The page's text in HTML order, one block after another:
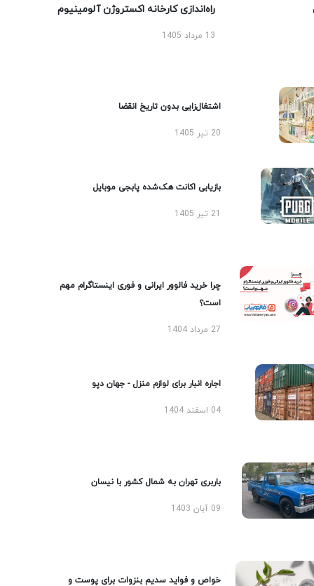
راه‌اندازی کارخانه اکستروژن آلومینیوم
13 مرداد 1405
اشتغال‌زایی بدون تاریخ انقضا
20 تیر 1405
بازیابی اکانت هک‌شده پابجی موبایل
چرا خرید فالوور ایرانی و فوری اینستاگرام مهم
است؟
27 مرداد 1404
اجاره انبار برای لوازم منزل - جهان دپو
04 اسفند 1404
باربری تهران به شمال کشور با نیسان
09 آبان 1403
خواص و فواید سدیم بنزوات برای پوست و